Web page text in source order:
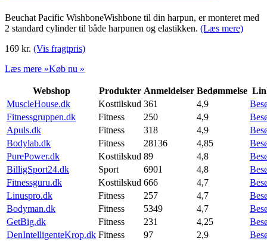
Beuchat Pacific WishboneWishbone til din harpun, er monteret med
2 standard cylinder til både harpunen og elastikken. (Læs mere)
169 kr. (Vis fragtpris)
Læs mere »Køb nu »
Webshop Produkter Anmeldelser Bedømmelse
MuscleHouse.dk
Kosttilskud 361 4,9
Fitnessgruppen.dk
Fitness 250 4,9
Apuls.dk
Fitness 318 4,9
Bodylab.dk
Fitness 28136 4,85
PurePower.dk
Kosttilskud 89 4,8
BilligSport24.dk
Sport 6901 4,8
Fitnessguru.dk
Kosttilskud 666 4,7
Linuspro.dk
Fitness 257 4,7
Bodyman.dk
Fitness 5349 4,7
GetBig.dk
Fitness 231 4,25
DenIntelligenteKrop.dk Fitness 97 2,9